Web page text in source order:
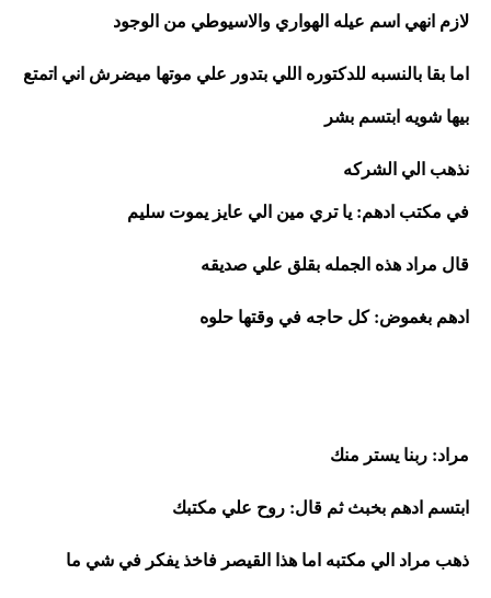
لازم انهي اسم عيله الهواري والاسيوطي من الوجود
بيها شويه ابتسم بشر
نذهب الي الشركه
في مكتب ادهم: يا تري مين الي عايز يموت سليم
قال مراد هذه الجمله بقلق علي صديقه
ادهم بغموض: كل حاجه في وقتها حلوه
مراد: ربنا يستر منك
ابتسم ادهم بخبث ثم قال: روح علي مكتبك
ذهب مراد الي مكتبه اما هذا القيصر فاخذ يفكر في شي ما